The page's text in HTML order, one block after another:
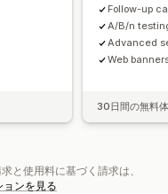
Follow-up
A/B/n
Advanced
Web
30日間の無料
と使用料に基づく請求は、
ンを見る